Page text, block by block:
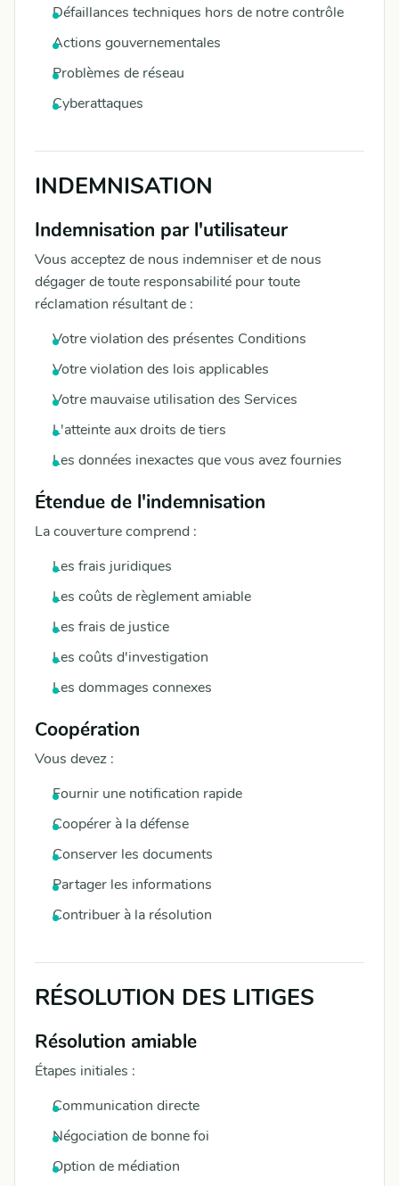
Défaillances techniques hors de notre contrôle
Actions gouvernementales
Problèmes de réseau
Cyberattaques
INDEMNISATION
Indemnisation par l'utilisateur
Vous acceptez de nous indemniser et de nous
dégager de toute responsabilité pour toute
réclamation résultant de :
Votre violation des présentes Conditions
Votre violation des lois applicables
Votre mauvaise utilisation des Services
L'atteinte aux droits de tiers
Les données inexactes que vous avez fournies
Étendue de l'indemnisation
La couverture comprend :
Les frais juridiques
Les coûts de règlement amiable
Les frais de justice
Les coûts d'investigation
Les dommages connexes
Coopération
Vous devez :
Fournir une notification rapide
Coopérer à la défense
Conserver les documents
Partager les informations
Contribuer à la résolution
RÉSOLUTION DES LITIGES
Résolution amiable
Étapes initiales :
Communication directe
Négociation de bonne foi
Option de médiation